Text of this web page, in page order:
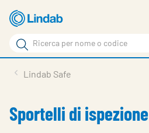
Vai
contenuto
principale
Cerca
Cerca
Soluzioni
Lindab Safe
Sportelli di ispezione